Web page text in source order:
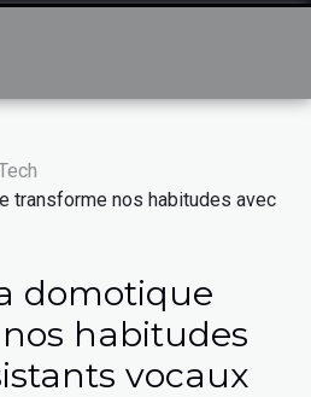
transforme nos habitudes avec
domotique
habitudes
vocaux